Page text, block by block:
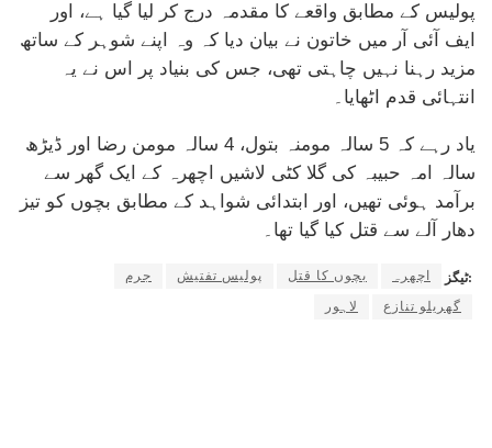
پولیس کے مطابق واقعے کا مقدمہ درج کر لیا گیا ہے، اور
ایف آئی آر میں خاتون نے بیان دیا کہ وہ اپنے شوہر کے ساتھ
مزید رہنا نہیں چاہتی تھی، جس کی بنیاد پر اس نے یہ
انتہائی قدم اٹھایا۔
یاد رہے کہ 5 سالہ مومنہ بتول، 4 سالہ مومن رضا اور ڈیڑھ
سالہ امہ حبیبہ کی گلا کٹی لاشیں اچھرہ کے ایک گھر سے
برآمد ہوئی تھیں، اور ابتدائی شواہد کے مطابق بچوں کو تیز
دھار آلے سے قتل کیا گیا تھا۔
ٹیگز: اچھرہ بچوں کا قتل پولیس تفتیش
جرم
گھریلو تنازع
لاہور